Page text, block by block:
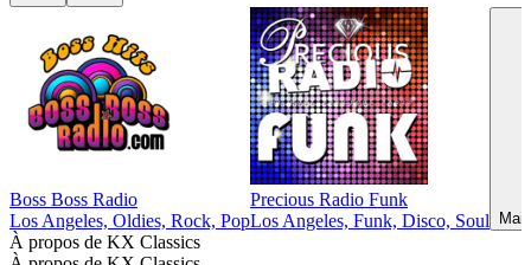
Boss Boss Radio
Los Angeles, Oldies, Rock, Pop
Precious Radio Funk
Los Angeles, Funk, Disco, Soul
À propos de KX Classics